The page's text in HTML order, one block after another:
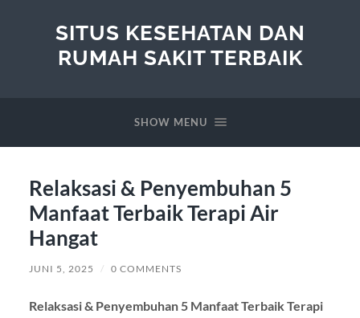
SITUS KESEHATAN DAN
RUMAH SAKIT TERBAIK
SHOW MENU
Relaksasi & Penyembuhan 5
Manfaat Terbaik Terapi Air
Hangat
JUNI 5, 2025 / 0 COMMENTS
Relaksasi & Penyembuhan 5 Manfaat Terbaik Terapi